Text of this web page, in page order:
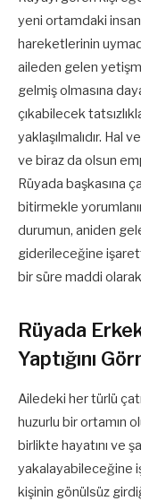
yeni ortamdaki
hareketlerinin
aileden gelen
gelmiş olmasına
çıkabilecek
yaklaşılmalıdır.
ve biraz da olsun
Rüyada başkasına
bitirmekle
durumun, aniden
giderileceğine
bir süre maddi
Rüyada
Yaptığını
Ailedeki her türlü
huzurlu bir ortamın
birlikte hayatını ve
yakalayabileceğine
kişinin gönülsüz